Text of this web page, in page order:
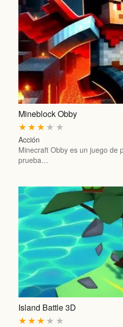
Mineblock Obby
★
★
★
★
★
Acción
Minecraft Obby es un juego de
prueba…
Island Battle 3D
★
★
★
★
★